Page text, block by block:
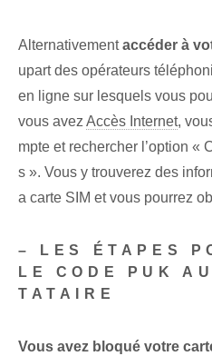
Alternativementaccéder‌ à
upart des opérateurs
en ligne sur lesquels vous
vous avez Accès Internet,
mpte et rechercher l’option «
s ». Vous y trouverez des
a carte SIM et vous pourrez
– LES ÉTAPES
LE CODE PUK
TATAIRE
Vous avez bloqué votre